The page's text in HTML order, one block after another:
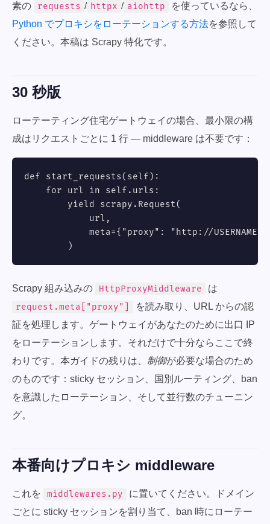
素の requests / httpx / aiohttp
を使っているなら、
Python でプロキシをローテーションする方法を参照して
ください。本稿は Scrapy 特化です。
30 秒版
ローテーティング住宅ゲートウェイの場合、最小限の構
成はリクエストごとに 1 行 — middleware は不要です：
def start_requests(self):
    for url in self.urls:
        yield scrapy.Request(
            url,
            meta={"proxy": "http://USERNAME:
        )
Scrapy 組み込みの HttpProxyMiddleware
は
request.meta["proxy"]
を読み取り、URL からの認
証を処理します。ゲートウェイがあなたのために出口 IP
をローテーションします。それだけで十分ならここで終
わりです。本ガイドの残りは、 制御が必要な場合のため
のものです：sticky セッション、国別ルーティング、ban
を意識したローテーション、そして並行数のチューニン
グ。
本番向けプロキシ middleware
これを middlewares.py
に置いてください。ドメイン
ごとに sticky セッションを割り当て、ban 時にローテー